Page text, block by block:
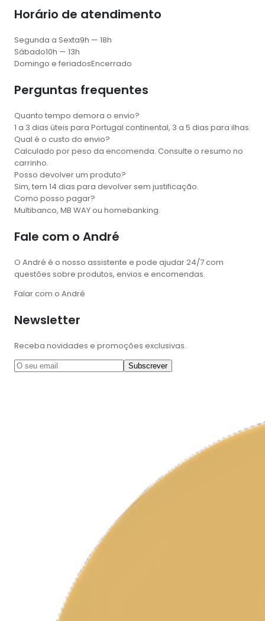
Horário de atendimento
Segunda a Sexta9h — 18h
Sábado10h — 13h
Domingo e feriadosEncerrado
Perguntas frequentes
Quanto tempo demora o envio?
1 a 3 dias úteis para Portugal continental, 3 a 5 dias para ilhas.
Qual é o custo do envio?
Calculado por peso da encomenda. Consulte o resumo no
carrinho.
Posso devolver um produto?
Sim, tem 14 dias para devolver sem justificação.
Como posso pagar?
Multibanco, MB WAY ou homebanking.
Fale com o André
O André é o nosso assistente e pode ajudar 24/7 com
questões sobre produtos, envios e encomendas.
Falar com o André
Newsletter
Receba novidades e promoções exclusivas.
Subscrever